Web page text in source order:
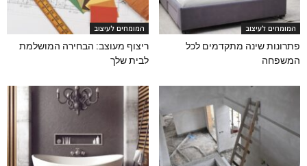
המומחים לעיצוב
פתרונות שינה מתקדמים לכל
המשפחה
המומחים לעיצוב
ריצוף מעוצב: הבחירה המושלמת
לבית שלך